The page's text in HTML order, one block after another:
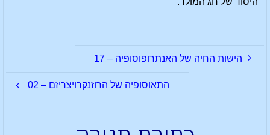
הישות החיה של האנתרופוסופיה – 17
התאוסופיה של הרוזנקרויצריזם – 02